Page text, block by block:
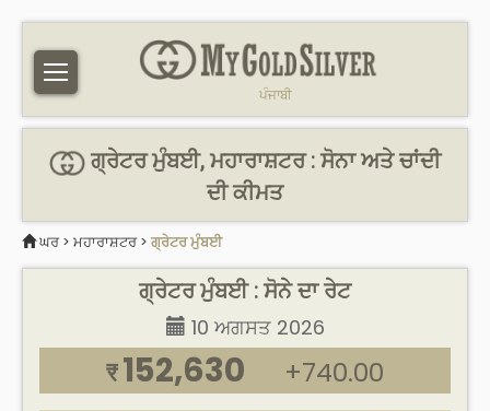
ਪੰਜਾਬੀ
ਗ੍ਰੇਟਰ ਮੁੰਬਈ, ਮਹਾਰਾਸ਼ਟਰ : ਸੋਨਾ ਅਤੇ ਚਾਂਦੀ
ਦੀ ਕੀਮਤ
ਘਰ > ਮਹਾਰਾਸ਼ਟਰ > ਗ੍ਰੇਟਰ ਮੁੰਬਈ
ਗ੍ਰੇਟਰ ਮੁੰਬਈ : ਸੋਨੇ ਦਾ ਰੇਟ
10 ਅਗਸਤ 2026
₹ 152,630 +740.00